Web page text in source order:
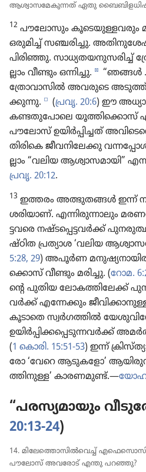
ആശ്വാ​സ​മേ​കു​ന്നത്‌ ഏതു
12 പൗലോ​സും കൂടെ​യു​ള്ള​വ​രും
ഒരുമിച്ച്‌ സഞ്ചരിച്ചു.
പിരിഞ്ഞു. സാധ്യ​ത​യ​നു​സ​രിച്ച്‌
ല്ലാം വീണ്ടും ഒന്നിച്ചു. d “ഞങ്ങൾ
ത്രോ​വാ​സിൽ അവരുടെ അടുത്ത്‌
ക്കു​ന്നു. e (പ്രവൃ. 20:6) ഈ
കണ്ടതു​പോ​ലെ യൂത്തി​ക്കൊസ്‌
പൗലോസ്‌ ഉയിർപ്പി​ച്ചത്‌
തിരികെ ജീവനി​ലേക്കു
ല്ലാം “വലിയ ആശ്വാ​സ​മാ​യി”
പ്രവൃ. 20:12.
13 ഇത്തരം അത്ഭുതങ്ങൾ ഇന്ന്‌
ശരിയാണ്‌. എന്നിരു​ന്നാ​ലും
ട്ട​വരെ നഷ്ടപ്പെ​ട്ട​വർക്ക്‌
ഷ്‌ഠിത പ്രത്യാശ ‘വലിയ
5:28, 29) അപൂർണ
ക്കൊസ്‌ വീണ്ടും മരിച്ചു. (റോമ.
ന്റെ പുതിയ ലോക​ത്തി​ലേക്ക്‌
വർക്ക്‌ എന്നേക്കും
കൂടാതെ സ്വർഗ​ത്തിൽ
ഉയിർപ്പി​ക്ക​പ്പെ​ടു​ന്ന​വർക്ക്‌
(1 കൊരി. 15:51-53) ഇന്ന്‌
രോ ‘വേറെ ആടുക​ളോ’
ത്തി​നുള്ള’ കാരണ​മുണ്ട്‌.—യോഹ.
“പരസ്യ​മാ​യും
20:13-24)
14. മിലേ​ത്തൊ​സിൽവെച്ച്‌
പൗലോസ്‌ അവരോട്‌ എന്തു പറഞ്ഞു?